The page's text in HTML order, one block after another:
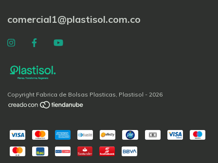
comercial1@plastisol.com.co
Copyright Fabrica de Bolsas Plasticas, Plastisol - 2026